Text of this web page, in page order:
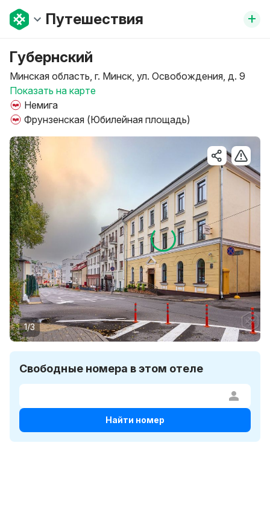
Путешествия +
Губернский
Минская область, г. Минск, ул. Освобождения, д. 9
Показать на карте
Немига
Фрунзенская (Юбилейная площадь)
1/3
Свободные номера в этом отеле
Найти номер